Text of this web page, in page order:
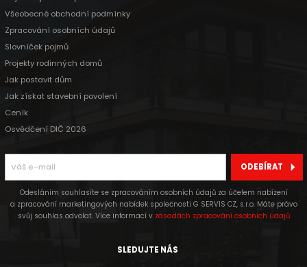
Všeobecné obchodní podmínky
Zpracování osobních údajů
Slovníček pojmů
Projekty rodinných domů
Jak postavit dům
Jak získat stavební povolení
Ceník
Osvědčení DIČ 2026
ODEBÍRAT
Odesláním souhlasíte se zpracováním osobních údajů za účelem nabízení
a zpracování marketingových nabídek společnosti G SERVIS CZ, s.r.o. Máte právo
svůj souhlas odvolat. Více informací v zásadách zpracování osobních údajů
SLEDUJTE NÁS